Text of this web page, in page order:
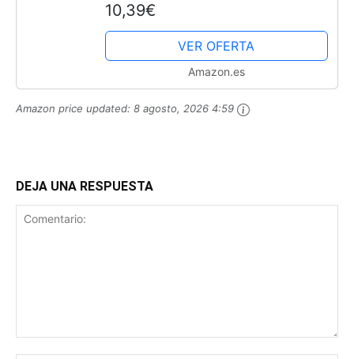
(Desarrollo Personal y Autoayuda)
10,39€
VER OFERTA
Amazon.es
Amazon price updated: 8 agosto, 2026 4:59
DEJA UNA RESPUESTA